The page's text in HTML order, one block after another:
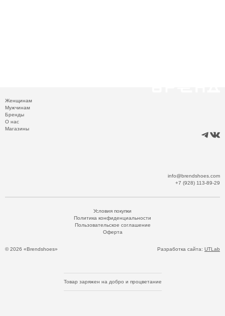
Женщинам
Мужчинам
Бренды
О нас
Магазины
info@brendshoes.com
+7 (928) 113-89-29
© 2026 «Brendshoes»
Условия покупки
Политика конфиденциальности
Пользовательское соглашение
Оферта
Разработка сайта: UTLab
Товар заряжен на добро и процветание